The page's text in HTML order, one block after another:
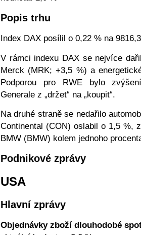
Popis trhu
Index DAX posílil o 0,22 % na
V rámci indexu DAX se nejvíce
Merck (MRK; +3,5 %) a
Podporou pro RWE bylo
Generale z „držet“ na „koupit“.
Na druhé straně se nedařilo
Continental (CON) oslabil o 1,5 %,
BMW (BMW) kolem jednoho
Podnikové zprávy
USA
Hlavní zprávy
Objednávky zboží dlouhodobé